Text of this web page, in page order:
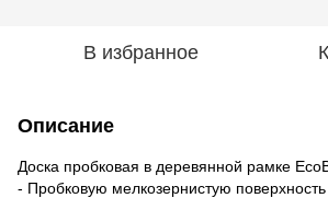
В избранное
Описание
Доска пробковая в деревянной рамке
- Пробковую мелкозернистую